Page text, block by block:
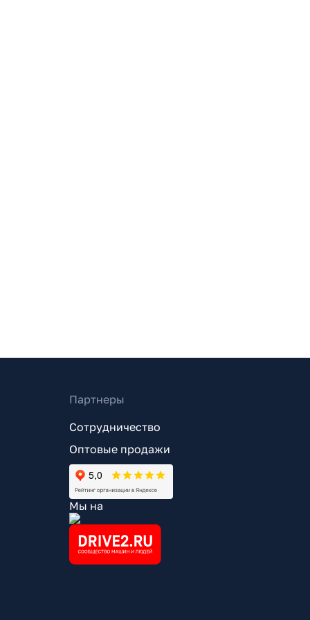
Партнеры
Сотрудничество
Оптовые продажи
Мы на